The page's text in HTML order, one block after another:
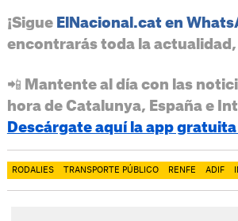
¡Sigue ElNacional.cat en
encontrarás toda la actualidad,
📲 Mantente al día con las
hora de Catalunya, España e
Descárgate aquí la app gratuita
RODALIES TRANSPORTE PÚBLICO RENFE ADIF